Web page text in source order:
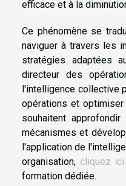
efficace et à la
Ce phénomène se
naviguer à travers les
stratégies adaptées
directeur des
l'intelligence collective
opérations et
souhaitent
mécanismes et
l'application de
organisation, cliquez
formation dédiée.